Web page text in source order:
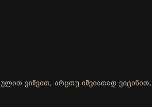
ვიწვით, არცთუ იშვიათად